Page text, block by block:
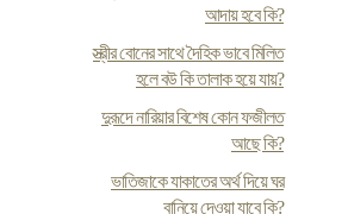
আদায় হবে কি?
স্ত্রীর বোনের সাথে দৈহিক ভাবে মিলিত
হলে বউ কি তালাক হয়ে যায়?
দুরূদে নারিয়ার বিশেষ কোন ফজীলত
আছে কি?
ভাতিজাকে যাকাতের অর্থ দিয়ে ঘর
বানিয়ে দেওয়া যাবে কি?